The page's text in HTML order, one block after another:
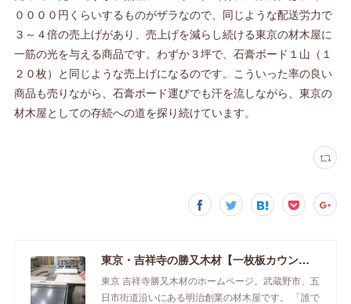
００００円くらいするものがザラなので、同じような配送労力で
３～４倍の売上げがあり、売上げを減らし続ける東京の材木屋に
一筋の光を与える商品です。わずか３坪で、石膏ボード１山（１
２０枚）と同じような売上げになるのです。こういった率の良い
商品も売りながら、石膏ボード運びでも汗を流しながら、東京の
材木屋としての存続への道を探り続けています。
東京・吉祥寺の勝又木材【一枚板カウンター】
東京 吉祥寺勝又木材のホームページ。武蔵野市、五
日市街道沿いにある明治創業の材木屋です。 「誰で